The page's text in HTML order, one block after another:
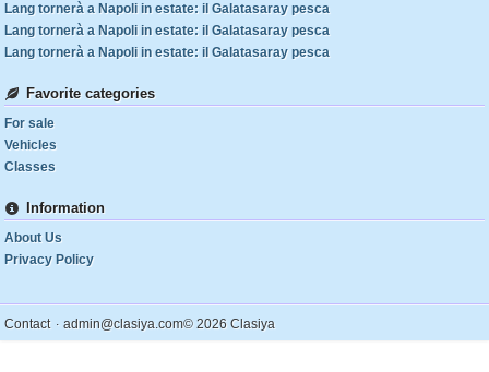
Lang tornerà a Napoli in estate: il Galatasaray pesca
Lang tornerà a Napoli in estate: il Galatasaray pesca
Lang tornerà a Napoli in estate: il Galatasaray pesca
Favorite categories
For sale
Vehicles
Classes
Information
About Us
Privacy Policy
Contact . admin@clasiya.com© 2026 Clasiya